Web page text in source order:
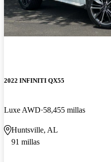
2022 INFINITI QX55
Luxe AWD 58,455 millas
Huntsville, AL
91 millas